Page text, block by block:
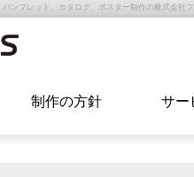
ンフレット、カタログ、ポスター制作の株式会社
制作の方針 サー